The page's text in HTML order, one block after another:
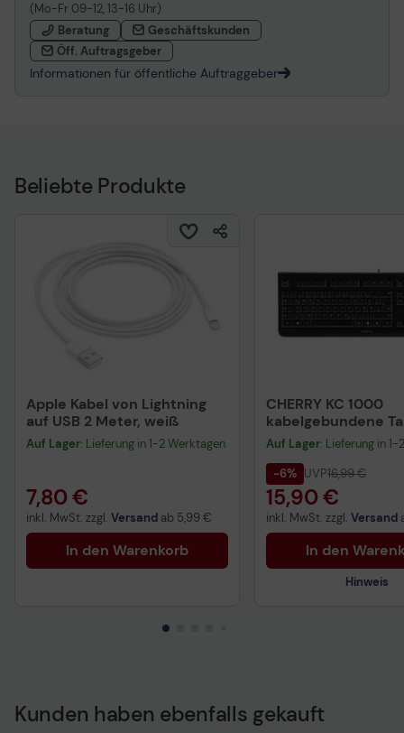
(Mo-Fr 09-12, 13-16 Uhr)
Beratung
Geschäftskunden
Öff. Auftragsgeber
Informationen für öffentliche Auftraggeber
Beliebte Produkte
Apple Kabel von Lightning
auf USB 2 Meter, weiß
Auf Lager: Lieferung in 1-2 Werktagen
7,80 €
inkl. MwSt. zzgl. Versand ab 5,99 €
In den Warenkorb
CHERRY KC 1000
kabelgebundene
QWERTZ DE -
Auf Lager: Lieferung in
-6% UVP16,99 €
15,90 €
inkl. MwSt. zzgl. Versand
In den
Hinweis
Technisches
Kunden haben ebenfalls gekauft